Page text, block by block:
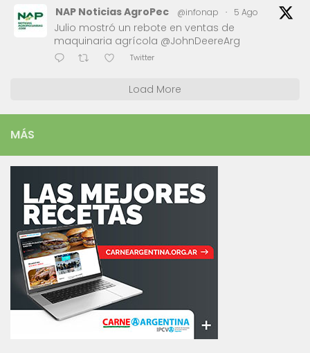
NAP Noticias AgroPec @infonap · 5 Ago
Julio mostró un rebote en ventas de
maquinaria agrícola @JohnDeereArg
Twitter
Load More
MÁS